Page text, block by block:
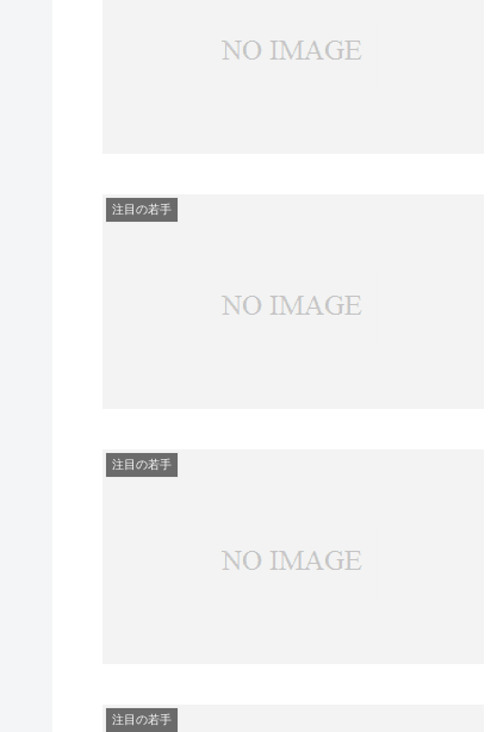
注目の若手
注目の若手
注目の若手